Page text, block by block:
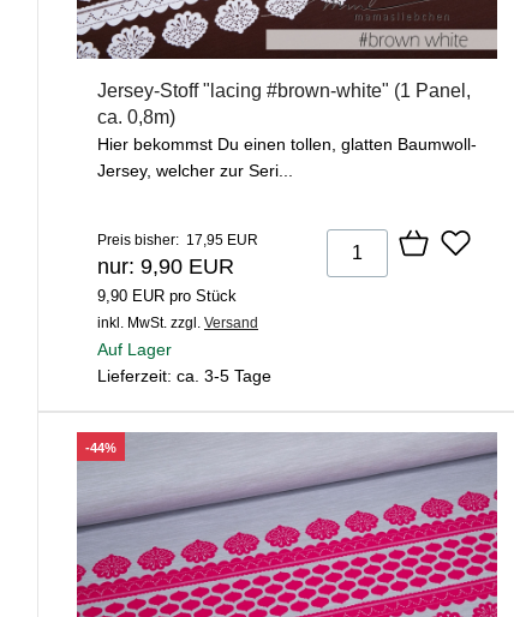
Jersey-Stoff "lacing #brown-white" (1 Panel,
ca. 0,8m)
Hier bekommst Du einen tollen, glatten Baumwoll-
Jersey, welcher zur Seri...
Preis bisher: 17,95 EUR
nur: 9,90 EUR
9,90 EUR pro Stück
inkl. MwSt. zzgl. Versand
Auf Lager
Lieferzeit: ca. 3-5 Tage
-44%